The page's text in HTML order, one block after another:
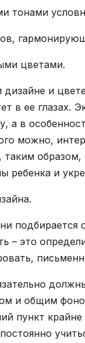
тонами
цветами.
и
в ее глазах.
а в
можно,
образом,
ребенка и
– это
и общим
пункт